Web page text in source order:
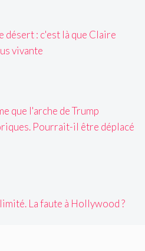
désert : c'est là que Claire
vivante
que l'arche de Trump
Pourrait-il être déplacé
limité. La faute à Hollywood ?